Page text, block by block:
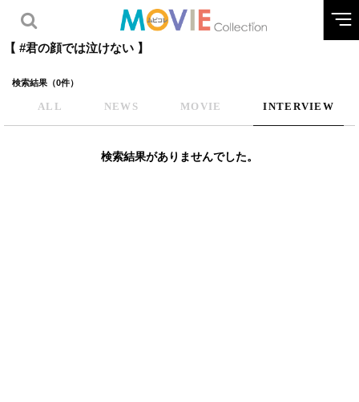
【 #君の顔では泣けない 】
検索結果（0件）
ALL NEWS MOVIE INTERVIEW
検索結果がありませんでした。